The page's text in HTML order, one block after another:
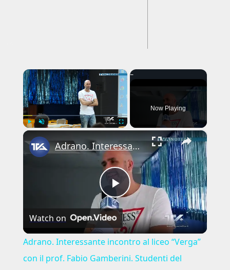
×
Now Playing
×
Play
Video
Adrano. Interessante incontro al liceo “Verga” con il prof. Fabio Gamberini. Studenti del Linguistic
Watch on
Adrano. Interessante incontro al liceo “Verga”
con il prof. Fabio Gamberini. Studenti del